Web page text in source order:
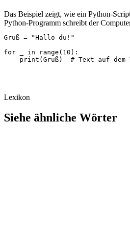
Das Beispiel zeigt, wie ein Python-
Python-Programm schreibt der
Gruß = "Hallo du!"
for _ in range(10):
print(Gruß)  # Text auf dem
Lexikon
Siehe ähnliche Wörter